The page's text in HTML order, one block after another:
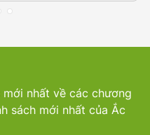
nhất về các chương
sách mới nhất của Ắc